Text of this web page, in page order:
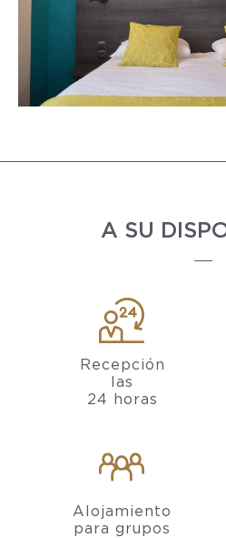
A SU
Recepción
las
24 horas
Alojamiento
para grupos